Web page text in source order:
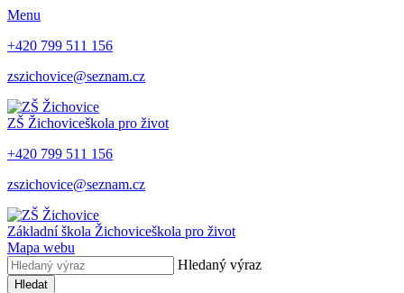
Menu
+420 799 511 156
zszichovice@seznam.cz
ZŠ Žichoviceškola pro život
+420 799 511 156
zszichovice@seznam.cz
Základní škola Žichoviceškola pro život
Mapa webu
Hledaný výraz
Hledat